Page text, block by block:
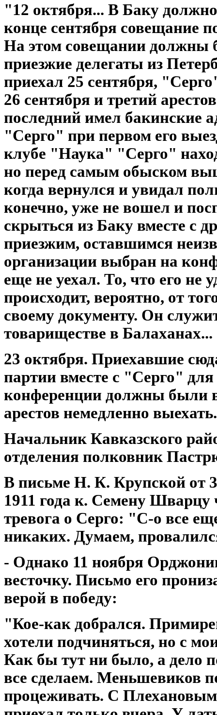
"12 октября... В Баку
конце сентября совещание
На этом совещании должны
приезжие делегаты из
приехал 25 сентября,
26 сентября и третий
последний имел бакинские
"Серго" при первом его
клубе "Наука" "Серго"
но перед самым обыском
когда вернулся и увидал
конечно, уже не вошел и
скрыться из Баку вместе с
приезжим, оставшимся
организации выбран на
еще не уехал. То, что его не
происходит, вероятно, от
своему документу. Он
товариществе в Балаханах...
23 октября. Приехавшие
партии вместе с "Серго"
конференции должны были
арестов немедленно
Начальник Кавказского
отделения полковник
В письме Н. К. Крупской от
1911 года к. Семену Шварцу
тревога о Серго: "С-о все
никаких. Думаем,
- Однако 11 ноября
весточку. Письмо его
верой в победу:
"Кое-как добрался.
хотели подчиняться, но с
Как бы тут ни было, а дело
все сделаем. Меньшевиков
процеживать. С Плехановым